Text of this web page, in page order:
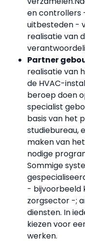
en controllers
uitbesteden -
realisatie van
Partner
realisatie van
de HVAC-
beroep doen
specialist
basis van het
studiebureau,
maken van
nodige
Sommige
- bijvoorbeeld
zorgsector -;
diensten. In
kiezen voor
werken.